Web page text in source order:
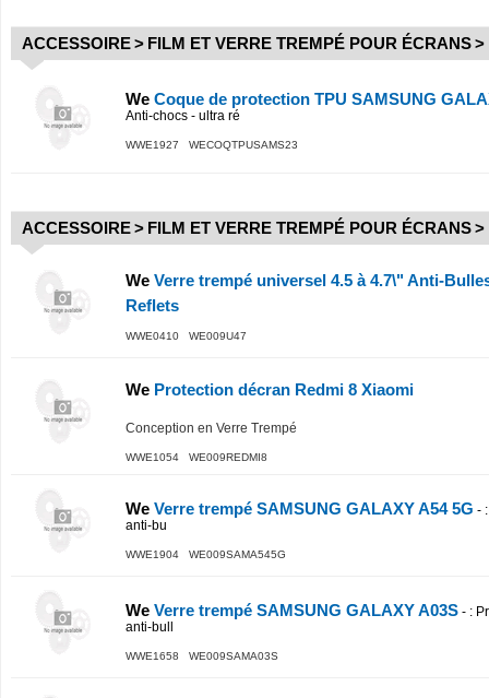
ACCESSOIRE> FILM ET VERRE TREMPÉ POUR ÉCRANS>
We Coque de protection TPU SAMSUNG
Anti-chocs - ultra ré
WWE1927 WECOQTPUSAMS23
ACCESSOIRE> FILM ET VERRE TREMPÉ POUR ÉCRANS>
We Verre trempé universel 4.5 à 4.7\" Anti-
Reflets
WWE0410 WE009U47
We Protection décran Redmi 8 Xiaomi
Conception en Verre Trempé
WWE1054 WE009REDMI8
We Verre trempé SAMSUNG GALAXY A54 5G -
anti-bu
WWE1904 WE009SAMA545G
We Verre trempé SAMSUNG GALAXY A03S - :
anti-bull
WWE1658 WE009SAMA03S